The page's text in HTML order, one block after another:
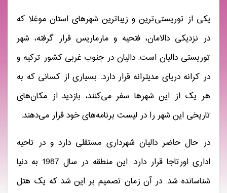
یکی از توریستی‌ترین و زیباترین شهرهای استان موغلا که
در نزدیکی دالامان، فتحیه و مارماریس قرار گرفته، شهر
توریستی دالیان است. دالیان در جنوب غربی کشور ترکیه و
در کرانه دریای مدیترانه قرار دارد. بسیاری از کسانی که به
هر یک از این شهرها سفر می‌کنند، بازدید از مکان‌های
تاریخی این شهر را در لیست برنامه‌های خود قرار می‌دهند.
در حال حاضر دالیان شهرداری مستقلی دارد و در ناحیه
اداری اورتاجا قرار دارد. این منطقه در سال 1987 به دنیا
شناسانده شد. در آن زمان تصمیم بر این شد که یک هتل